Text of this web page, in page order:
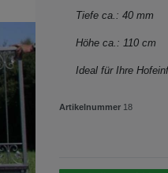
Tiefe ca.: 40 mm
Höhe ca.: 110 cm
Ideal für Ihre
Artikelnummer 18